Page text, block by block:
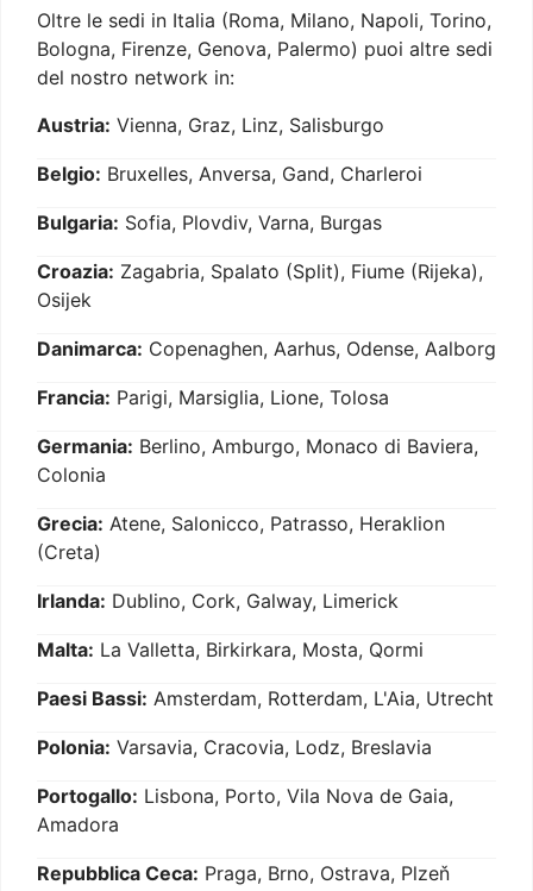
Oltre le sedi in Italia (Roma, Milano, Napoli, Torino,
Bologna, Firenze, Genova, Palermo) puoi altre sedi
del nostro network in:
Austria: Vienna, Graz, Linz, Salisburgo
Belgio: Bruxelles, Anversa, Gand, Charleroi
Bulgaria: Sofia, Plovdiv, Varna, Burgas
Croazia: Zagabria, Spalato (Split), Fiume (Rijeka),
Osijek
Danimarca: Copenaghen, Aarhus, Odense, Aalborg
Francia: Parigi, Marsiglia, Lione, Tolosa
Germania: Berlino, Amburgo, Monaco di Baviera,
Colonia
Grecia: Atene, Salonicco, Patrasso, Heraklion
(Creta)
Irlanda: Dublino, Cork, Galway, Limerick
Malta: La Valletta, Birkirkara, Mosta, Qormi
Paesi Bassi: Amsterdam, Rotterdam, L'Aia, Utrecht
Polonia: Varsavia, Cracovia, Lodz, Breslavia
Portogallo: Lisbona, Porto, Vila Nova de Gaia,
Amadora
Repubblica Ceca: Praga, Brno, Ostrava, Plzeň